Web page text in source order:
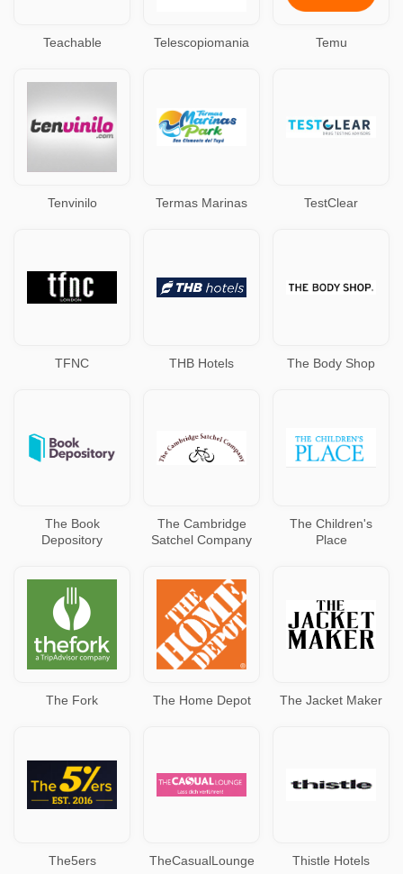
Teachable Telescopiomania Temu
Tenvinilo Termas Marinas TestClear
TFNC THB Hotels The Body Shop
The Book
Depository
The Cambridge
Satchel Company
The Children's
Place
The Fork The Home Depot The Jacket Maker
The5ers TheCasualLounge Thistle Hotels